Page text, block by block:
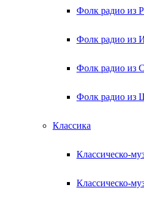
Фолк радио из
Фолк радио из
Фолк радио из
Фолк радио из
Классика
Классическо-
Классическо-